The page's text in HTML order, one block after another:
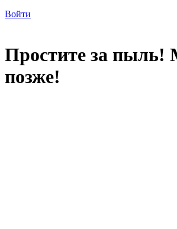
Войти
Простите за пыль!
позже!